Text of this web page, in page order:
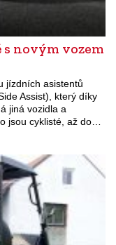
s novým vozem
jízdních asistentů
Assist), který díky
jiná vozidla a
jsou cyklisté, až do…